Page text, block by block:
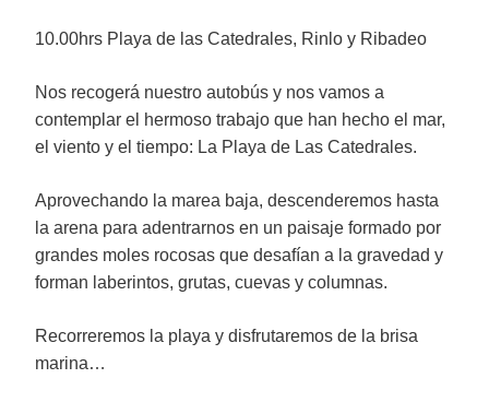
10.00hrs Playa de las Catedrales, Rinlo y Ribadeo
Nos recogerá nuestro autobús y nos vamos a
contemplar el hermoso trabajo que han hecho el mar,
el viento y el tiempo: La Playa de Las Catedrales.
Aprovechando la marea baja, descenderemos hasta
la arena para adentrarnos en un paisaje formado por
grandes moles rocosas que desafían a la gravedad y
forman laberintos, grutas, cuevas y columnas.
Recorreremos la playa y disfrutaremos de la brisa
marina…